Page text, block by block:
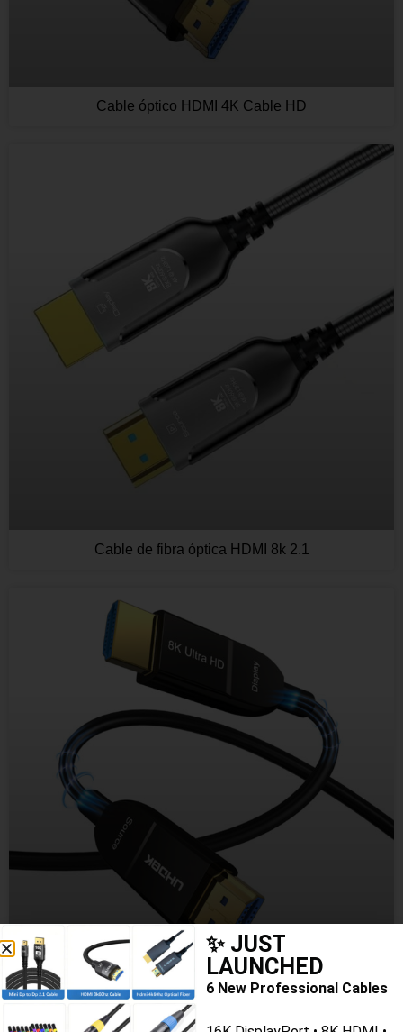
Cable óptico HDMI 4K Cable HD
Cable de fibra óptica HDMI 8k 2.1
8K HDMI 2.1 Fiber Optic Cable 48Gbps
✨ JUST
LAUNCHED
6 New Professional Cables